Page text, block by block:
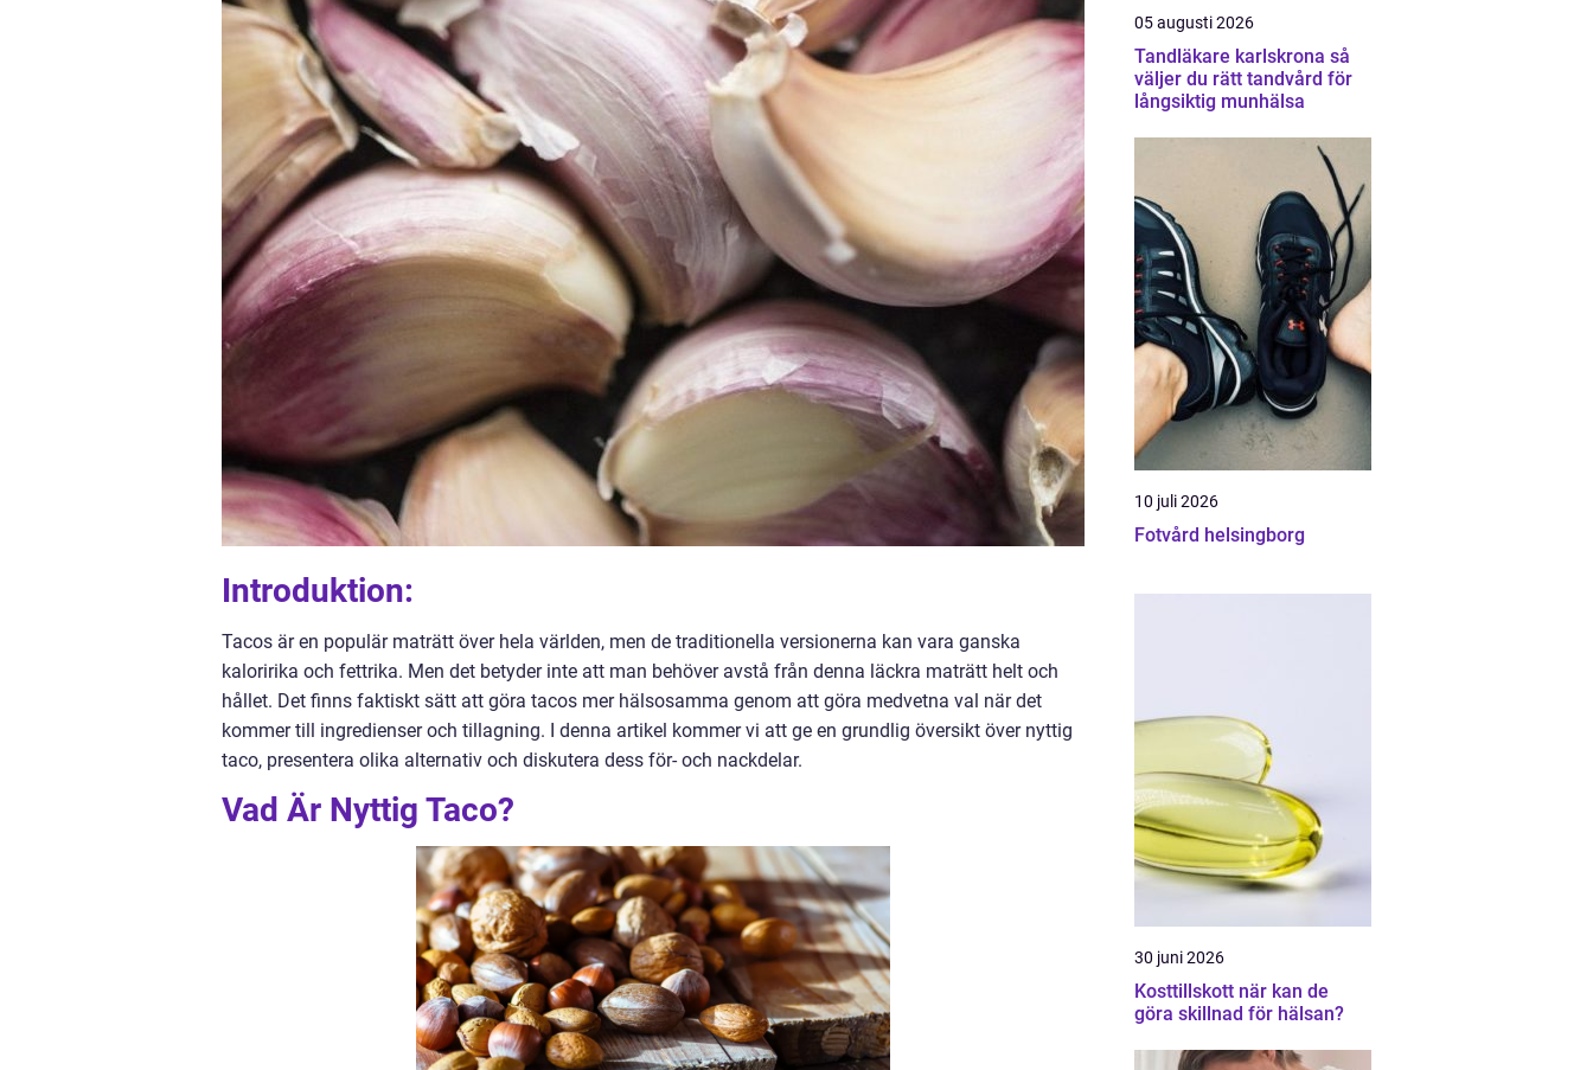
Introduktion:
Tacos är en populär maträtt över hela världen, men de traditionella versionerna kan vara ganska
kaloririka och fettrika. Men det betyder inte att man behöver avstå från denna läckra maträtt helt och
hållet. Det finns faktiskt sätt att göra tacos mer hälsosamma genom att göra medvetna val när det
kommer till ingredienser och tillagning. I denna artikel kommer vi att ge en grundlig översikt över nyttig
taco, presentera olika alternativ och diskutera dess för- och nackdelar.
Vad Är Nyttig Taco?
05 augusti 2026
Tandläkare karlskrona så
väljer du rätt tandvård för
långsiktig munhälsa
10 juli 2026
Fotvård helsingborg
30 juni 2026
Kosttillskott när kan de
göra skillnad för hälsan?